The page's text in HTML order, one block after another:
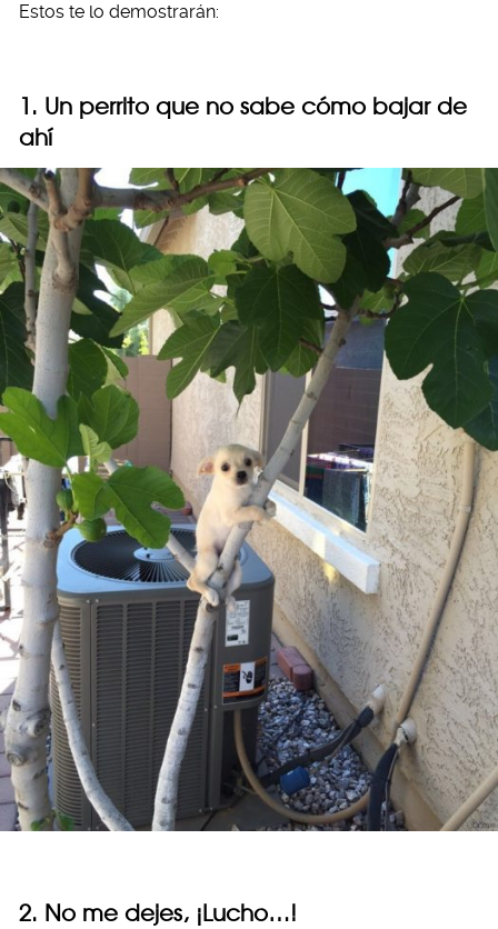
Estos te lo demostrarán:
1. Un perrito que no sabe cómo bajar de
ahí
2. No me dejes, ¡Lucho…!